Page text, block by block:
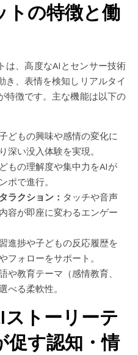
トの特徴と働
は、高度なAIとセンサー技術
き、表情を検知しリアルタイ
特徴です。主な機能は以下の
どもの興味や感情の変化に
深い没入体験を実現。
もの理解度や集中力をAIが
ポで進行。
ラクション： タッチや音声
容が即座に変わるエンゲー
進捗や子どもの反応履歴を
フォローをサポート。
や教育テーマ（感情教育、
べる柔軟性。
トーリーテ
促す認知・情